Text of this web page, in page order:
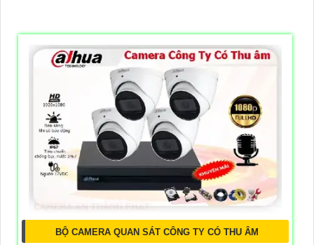
BỘ CAMERA QUAN SÁT CÔNG TY CÓ THU ÂM